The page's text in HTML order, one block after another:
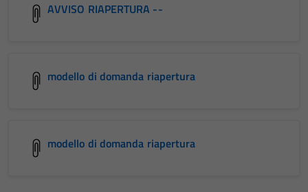
AVVISO RIAPERTURA --
modello di domanda riapertura
modello di domanda riapertura